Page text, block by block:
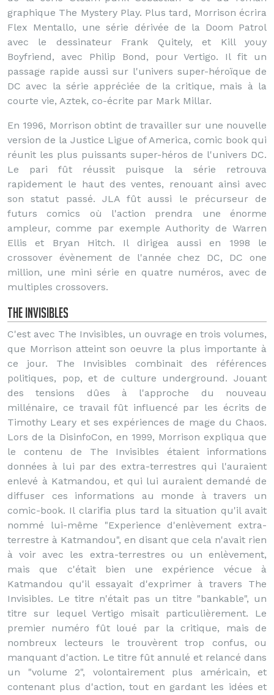
graphique The Mystery Play. Plus tard, Morrison écrira
Flex Mentallo, une série dérivée de la Doom Patrol
avec le dessinateur Frank Quitely, et Kill youy
Boyfriend, avec Philip Bond, pour Vertigo. Il fit un
passage rapide aussi sur l'univers super-héroïque de
DC avec la série appréciée de la critique, mais à la
courte vie, Aztek, co-écrite par Mark Millar.
En 1996, Morrison obtint de travailler sur une nouvelle
version de la Justice Ligue of America, comic book qui
réunit les plus puissants super-héros de l'univers DC.
Le pari fût réussit puisque la série retrouva
rapidement le haut des ventes, renouant ainsi avec
son statut passé. JLA fût aussi le précurseur de
futurs comics où l'action prendra une énorme
ampleur, comme par exemple Authority de Warren
Ellis et Bryan Hitch. Il dirigea aussi en 1998 le
crossover évènement de l'année chez DC, DC one
million, une mini série en quatre numéros, avec de
multiples crossovers.
The Invisibles
C'est avec The Invisibles, un ouvrage en trois volumes,
que Morrison atteint son oeuvre la plus importante à
ce jour. The Invisibles combinait des références
politiques, pop, et de culture underground. Jouant
des tensions dûes à l'approche du nouveau
millénaire, ce travail fût influencé par les écrits de
Timothy Leary et ses expériences de mage du Chaos.
Lors de la DisinfoCon, en 1999, Morrison expliqua que
le contenu de The Invisibles étaient informations
données à lui par des extra-terrestres qui l'auraient
enlevé à Katmandou, et qui lui auraient demandé de
diffuser ces informations au monde à travers un
comic-book. Il clarifia plus tard la situation qu'il avait
nommé lui-même "Experience d'enlèvement extra-
terrestre à Katmandou", en disant que cela n'avait rien
à voir avec les extra-terrestres ou un enlèvement,
mais que c'était bien une expérience vécue à
Katmandou qu'il essayait d'exprimer à travers The
Invisibles. Le titre n'était pas un titre "bankable", un
titre sur lequel Vertigo misait particulièrement. Le
premier numéro fût loué par la critique, mais de
nombreux lecteurs le trouvèrent trop confus, ou
manquant d'action. Le titre fût annulé et relancé dans
un "volume 2", volontairement plus américain, et
contenant plus d'action, tout en gardant les idées et